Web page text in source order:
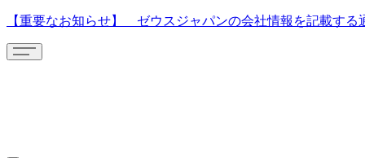
【重要なお知らせ】 ゼウスジャパンの会社情報を記載する